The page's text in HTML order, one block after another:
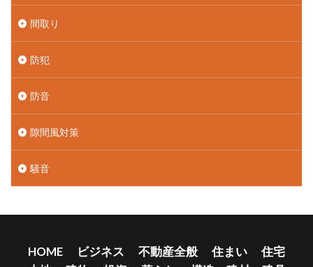
間取り
防犯
防音
隙間風対策
騒音
HOME ビジネス 不動産全般 住まい
住宅